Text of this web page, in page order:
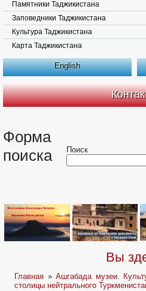
Памятники Таджикистана
Заповедники Таджикистана
Культура Таджикистана
Карта Таджикистана
English
Форма
поиска
Поиск
Вы
Главная »Ашгабада музеи.
столицы нейтрального